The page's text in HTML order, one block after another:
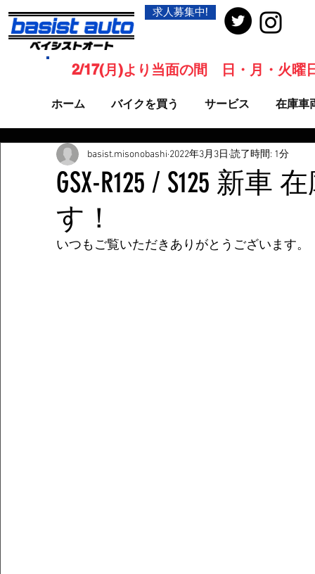
求人募集中!
ホーム バイクを買う サービス 在庫車
2/17(月)より当面の間 日・月・火曜
GSX-R125 / S125 新車
す！
basist.misonobashi 2022年3月3日 読了時間: 1分
いつもご覧いただきありがとうございます。